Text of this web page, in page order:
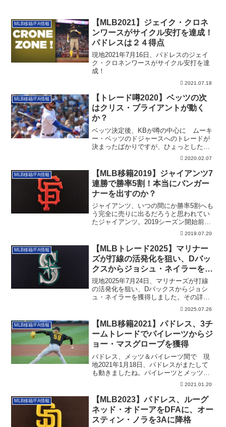
MLB移籍/FA情報
【MLB2021】ジェイク・クロネ
ンワースがサイクル安打を達成！
パドレスは２４得点
現地2021年7月16日、パドレスのジェイ
ク・クロネンワースがサイクル安打を達
成！
2021.07.18
MLB移籍/FA情報
【トレード噂2020】ベッツの次
はクリス・ブライアントが動く
か？
ベッツ決定後、KBが噂の中心に ムーキ
ー・ベッツのドジャースへのトレードが
決まったばかりですが、ひょっとしたら
2020.02.07
MLB移籍/FA情報
【MLB移籍2019】ジャイアンツ7
連勝で勝率5割！本当にバンガー
ナーを出すのか？
ジャイアンツ、いつの間にか勝率5割へも
う完全に売りに出るだろうと思われてい
たジャイアンツ。2019シーズン開始前の
2019.07.20
MLB移籍/FA情報
【MLBトレード2025】マリナー
ズが打線の活発化を狙い、Dバッ
クスからジョシュ・ネイラーを獲
得！
現地2025年7月24日、マリナーズが打線
の活発化を狙い、Dバックスからジョシ
ュ・ネイラーを獲得しました。その詳細
2025.07.26
MLB移籍/FA情報
【MLB移籍2021】パドレス、3チ
ームトレードでパイレーツからジ
ョー・マスグローブを獲得
パドレス、メッツ＆パイレーツ間で 現
地2021年1月18日、パドレスがまたして
も動きましたね。パイレーツとメッツが
2021.01.20
MLB移籍/FA情報
【MLB2023】パドレス、ルーグ
ネッド・オドーアをDFAに、オー
スティン・ノラを3Aに降格